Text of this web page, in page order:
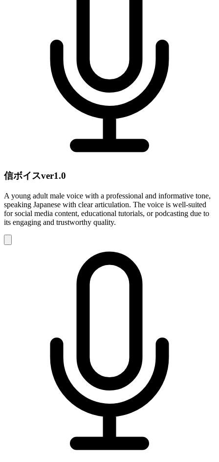
信ボイスver1.0
A young adult male voice with a professional and informative tone,
speaking Japanese with clear articulation. The voice is well-suited
for social media content, educational tutorials, or podcasting due to
its engaging and trustworthy quality.